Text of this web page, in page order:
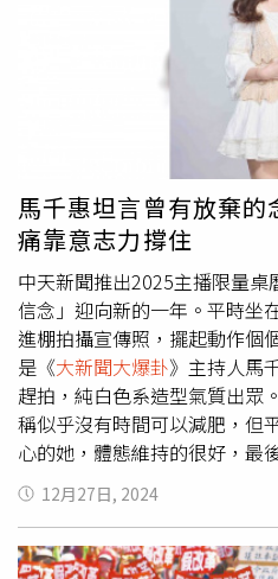
西？當然他自己本身過去當過
治、對司法都有一定的熟悉度
是事實！也就是政治獻金這些
這一塊，證據力實在是薄弱到
自己都講，他沒辦法證明那個
那你手上還剩什麼證據？就只
那邊的辯解一定是政治獻金！
接收賄？這就是很麻煩的一件
說過，顯然北檢抓不到金流，
給他四個月了還是找不到。還
講了，何必等到這一天才講？
見，沒什麼好奇怪的。謝寒冰
點，他絕對不是笨蛋，他為什
子本身確實有可疑之處。第二
不爽！很明顯。本來謝長廷是
去，結果賴清德連問都沒問他
把他幹掉了。然後他回來之後
史瓦帝尼都沒有；所以對謝長
謝寒冰提到，賴清德跟謝系的
在這種情況下，謝長廷會做這
馬千惠坦言曾有放棄
痛靠意志力撐住
中天新聞推出2025主播限量
信念」迎向新的一年。平時坐
進棚拍攝宣傳照，擺起動作個
是《大新聞大爆卦》主持人馬
趕拍，純白色系造型氣質出眾
稱似乎沒有時間可以減肥，但
心的她，體態維持的很好，最
滿意。進入新聞圈已經20多年
看了前主播李四端的新聞播報
個職業很帥氣、很拉風，當時
時候對「主播」還是一知半解
12月27日, 2024